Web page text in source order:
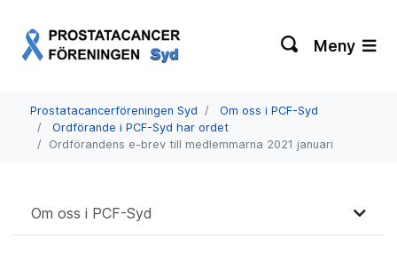
Meny
Prostatacancerföreningen Syd
Om oss i PCF-Syd
Ordförande i PCF-Syd har ordet
Ordförandens e-brev till medlemmarna 2021 januari
Om oss i PCF-Syd